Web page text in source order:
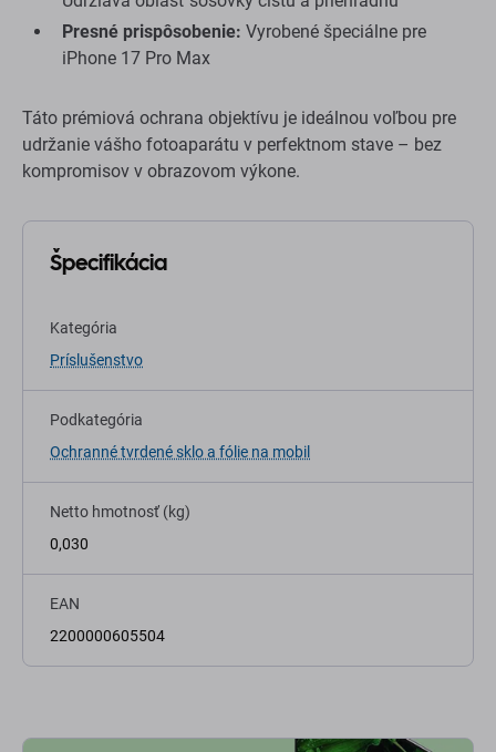
Presné prispôsobenie: Vyrobené špeciálne pre
iPhone 17 Pro Max
Táto prémiová ochrana objektívu je ideálnou voľbou pre
udržanie vášho fotoaparátu v perfektnom stave – bez
kompromisov v obrazovom výkone.
Špecifikácia
Kategória
Príslušenstvo
Podkategória
Ochranné tvrdené sklo a fólie na mobil
Netto hmotnosť (kg)
0,030
EAN
2200000605504